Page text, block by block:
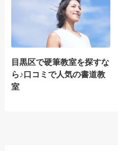
目黒区で硬筆教室を探すな
ら♪口コミで人気の書道教
室